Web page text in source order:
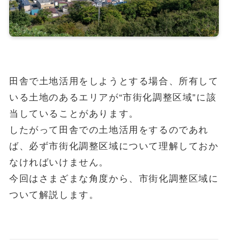
田舎で土地活用をしようとする場合、所有して
いる土地のあるエリアが“市街化調整区域”に該
当していることがあります。
したがって田舎での土地活用をするのであれ
ば、必ず市街化調整区域について理解しておか
なければいけません。
今回はさまざまな角度から、市街化調整区域に
ついて解説します。